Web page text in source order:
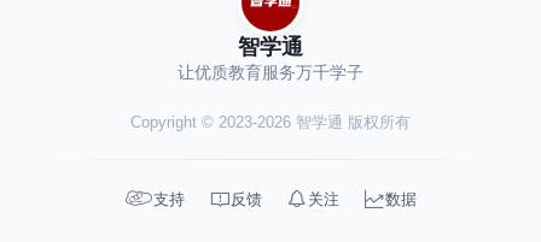
智学通
让优质教育服务万千学子
Copyright © 2023-2026 智学通 版权所有
支持  反馈  关注 数据